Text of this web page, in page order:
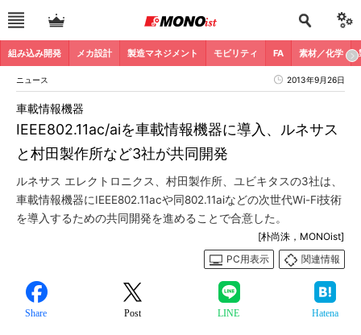
組み込み開発 メカ設計 製造マネジメント モビリティ FA 素材／化学
ニュース 2013年9月26日
IEEE802.11ac/aiを車載情報機器に導入、ルネサス
と村田製作所など3社が共同開発
車載情報機器
ルネサス エレクトロニクス、村田製作所、ユビキタスの3社は、
車載情報機器にIEEE802.11acや同802.11aiなどの次世代Wi-Fi技術
を導入するための共同開発を進めることで合意した。
[朴尚洙，MONOist]
PC用表示
関連情報
Share Post LINE Hatena